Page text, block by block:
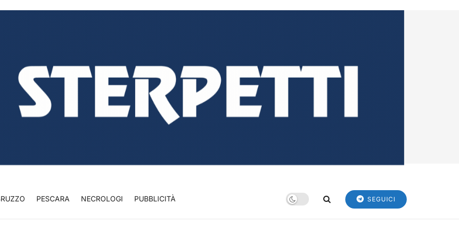
PESCARA NECROLOGI PUBBLICITÀ SEGUICI